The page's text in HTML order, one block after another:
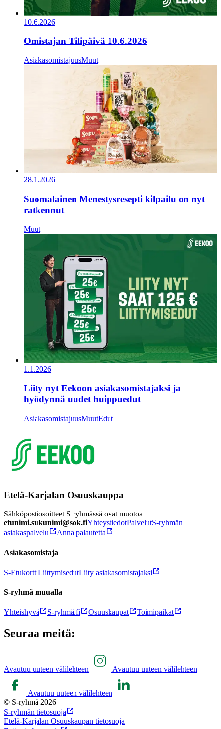
10.6.2026
Omistajan Tilipäivä 10.6.2026
AsiakasomistajuusMuut
28.1.2026
Suomalainen Menestysresepti kilpailu on nyt
ratkennut
Muut
1.1.2026
Liity nyt Eekoon asiakasomistajaksi ja
hyödynnä uudet huippuedut
AsiakasomistajuusMuutEdut
Etelä-Karjalan Osuuskauppa
Sähköpostiosoitteet S-ryhmässä ovat muotoa
etunimi.sukunimi@sok.fiYhteystiedotPalvelutS-ryhmän
asiakaspalvelu
Anna palautetta
Asiakasomistaja
S-EtukorttiLiittymisedutLiity asiakasomistajaksi
S-ryhmä muualla
Yhteishyvä S-ryhmä.fi Osuuskaupat Toimipaikat
Seuraa meitä:
Avautuu uuteen välilehteen Avautuu uuteen välilehteen
Avautuu uuteen välilehteen
© S-ryhmä 2026
S-ryhmän tietosuoja
Etelä-Karjalan Osuuskaupan tietosuoja